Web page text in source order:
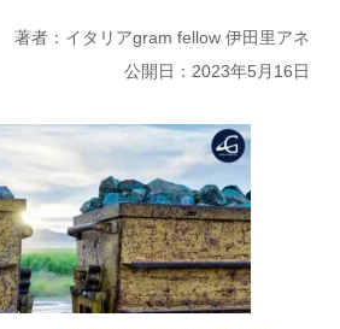
著者：イタリアgram fellow 伊田里アネ
公開日：2023年5月16日